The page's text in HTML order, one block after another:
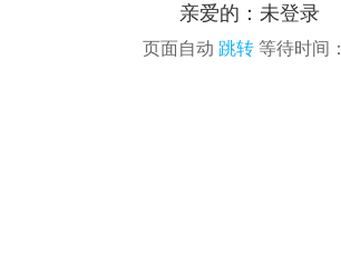
亲爱的：未登录
页面自动 跳转等待时间：